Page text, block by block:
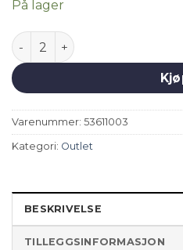
På lager
Cecilia spisestol - royal
Varenummer: 53611003
Kategori: Outlet
BESKRIVELSE
TILLEGGSINFORMASJON